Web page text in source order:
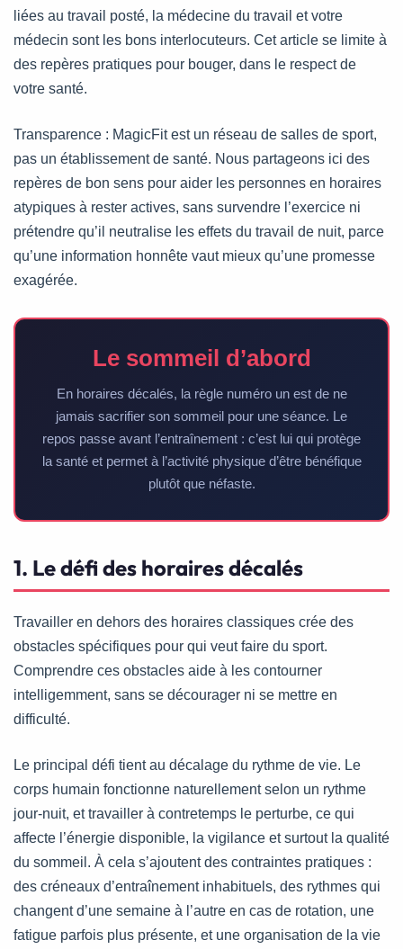
liées au travail posté, la médecine du travail et votre
médecin sont les bons interlocuteurs. Cet article se limite à
des repères pratiques pour bouger, dans le respect de
votre santé.
Transparence : MagicFit est un réseau de salles de sport,
pas un établissement de santé. Nous partageons ici des
repères de bon sens pour aider les personnes en horaires
atypiques à rester actives, sans survendre l’exercice ni
prétendre qu’il neutralise les effets du travail de nuit, parce
qu’une information honnête vaut mieux qu’une promesse
exagérée.
Le sommeil d’abord
En horaires décalés, la règle numéro un est de ne
jamais sacrifier son sommeil pour une séance. Le
repos passe avant l’entraînement : c’est lui qui protège
la santé et permet à l’activité physique d’être bénéfique
plutôt que néfaste.
1. Le défi des horaires décalés
Travailler en dehors des horaires classiques crée des
obstacles spécifiques pour qui veut faire du sport.
Comprendre ces obstacles aide à les contourner
intelligemment, sans se décourager ni se mettre en
difficulté.
Le principal défi tient au décalage du rythme de vie. Le
corps humain fonctionne naturellement selon un rythme
jour-nuit, et travailler à contretemps le perturbe, ce qui
affecte l’énergie disponible, la vigilance et surtout la qualité
du sommeil. À cela s’ajoutent des contraintes pratiques :
des créneaux d’entraînement inhabituels, des rythmes qui
changent d’une semaine à l’autre en cas de rotation, une
fatigue parfois plus présente, et une organisation de la vie